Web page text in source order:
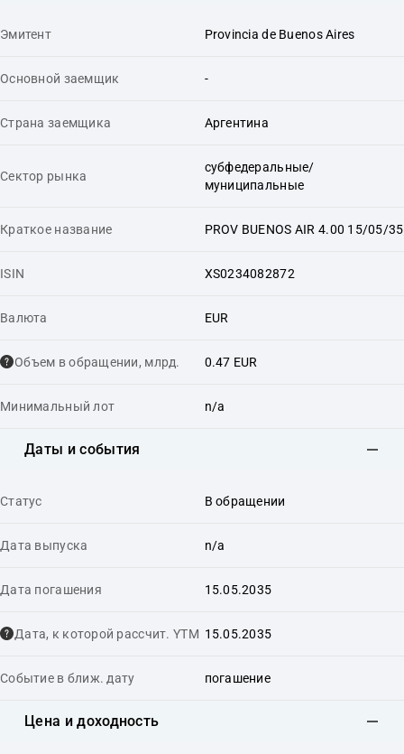
Эмитент Provincia de Buenos Aires
Основной заемщик -
Страна заемщика Аргентина
Сектор рынка
субфедеральные/
муниципальные
Краткое название PROV BUENOS AIR 4.00 15/05/35
ISIN XS0234082872
Валюта EUR
Объем в обращении, млрд. 0.47 EUR
Минимальный лот n/a
Даты и события
Статус В обращении
Дата выпуска n/a
Дата погашения 15.05.2035
Дата, к которой рассчит. YTM 15.05.2035
Событие в ближ. дату погашение
Цена и доходность